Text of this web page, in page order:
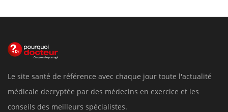
Le site santé de référence avec chaque jour toute l'actualité
médicale decryptée par des médecins en exercice et les
conseils des meilleurs spécialistes.